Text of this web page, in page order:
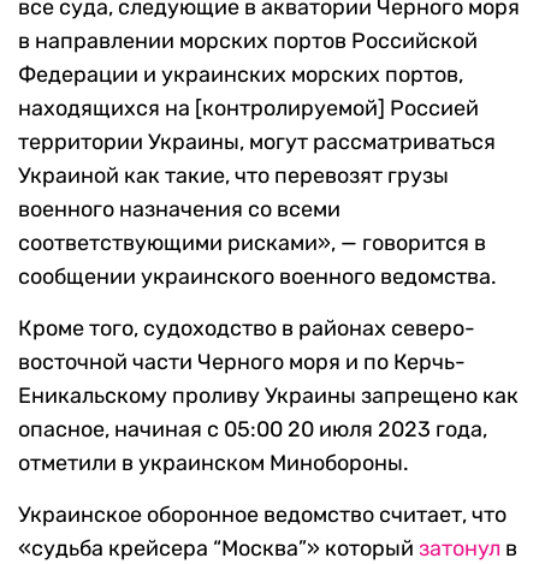
все суда, следующие в акватории Черного моря
в направлении морских портов Российской
Федерации и украинских морских портов,
находящихся на [контролируемой] Россией
территории Украины, могут рассматриваться
Украиной как такие, что перевозят грузы
военного назначения со всеми
соответствующими рисками», — говорится в
сообщении украинского военного ведомства.
Кроме того, судоходство в районах северо-
восточной части Черного моря и по Керчь-
Еникальскому проливу Украины запрещено как
опасное, начиная с 05:00 20 июля 2023 года,
отметили в украинском Минобороны.
Украинское оборонное ведомство считает, что
«судьба крейсера “Москва”» который затонул в